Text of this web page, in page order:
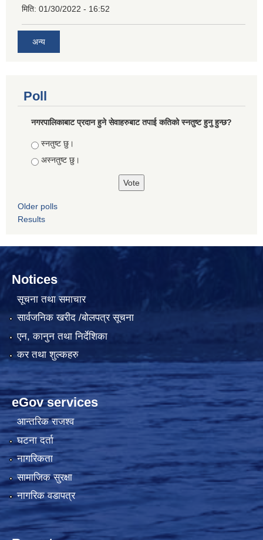
मिति: 01/30/2022 - 16:52
अन्य
Poll
नगरपालिकाबाट प्रदान हुने सेवाहरुबाट तपाई कतिको स्नतुष्ट हुनु हुन्छ?
Choices
स्नतुष्ट छु।
अस्नतुष्ट छु।
Older polls
Results
Notices
सूचना तथा समाचार
सार्वजनिक खरीद /बोलपत्र सूचना
एन, कानुन तथा निर्देशिका
कर तथा शुल्कहरु
eGov services
आन्तरिक राजश्व
घटना दर्ता
नागरिकता
सामाजिक सुरक्षा
नागरिक वडापत्र